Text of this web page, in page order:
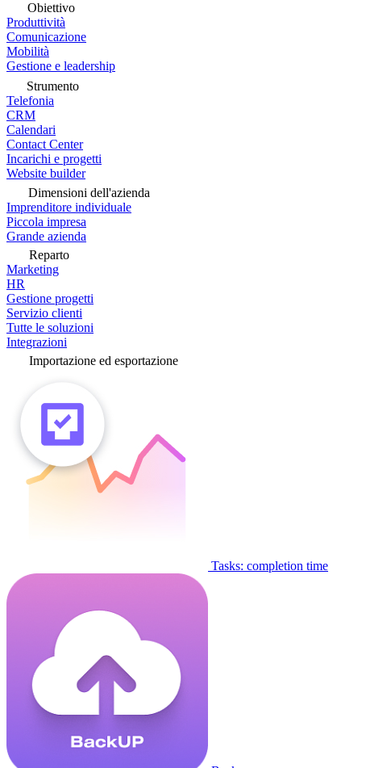
Obiettivo
Produttività
Comunicazione
Mobilità
Gestione e leadership
Strumento
Telefonia
CRM
Calendari
Contact Center
Incarichi e progetti
Website builder
Dimensioni dell'azienda
Imprenditore individuale
Piccola impresa
Grande azienda
Reparto
Marketing
HR
Gestione progetti
Servizio clienti
Tutte le soluzioni
Integrazioni
Importazione ed esportazione
Tasks: completion time